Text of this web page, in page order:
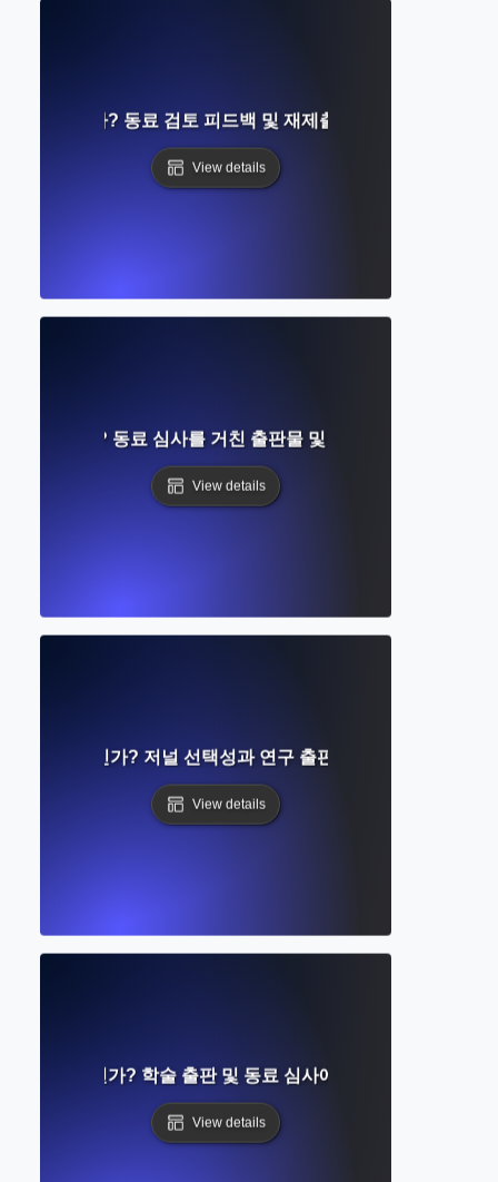
란 무엇인가? 동료 검토 피드백 및 재제출에 대한 완벽한 가이
View details
무엇인가? 동료 심사를 거친 출판물 및 학술 연구에 대한 가
View details
이란 무엇인가? 저널 선택성과 연구 출판 가능성 이해하기
View details
이란 무엇인가? 학술 출판 및 동료 심사에 대한 완벽한 가이드
View details